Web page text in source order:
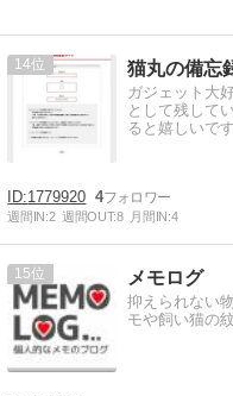
14 猫丸の備忘
ガジェット大
として残して
ると嬉しいです
1779920 4
週間IN:2 週間OUT:8 月間IN:4
15 メモログ
抑えられない
モや飼い猫の